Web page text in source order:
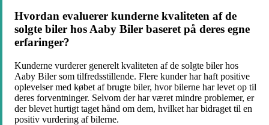
Hvordan evaluerer kunderne kvaliteten af de
solgte biler hos Aaby Biler baseret på deres egne
erfaringer?
Kunderne vurderer generelt kvaliteten af de solgte biler hos
Aaby Biler som tilfredsstillende. Flere kunder har haft positive
oplevelser med købet af brugte biler, hvor bilerne har levet op til
deres forventninger. Selvom der har været mindre problemer, er
der blevet hurtigt taget hånd om dem, hvilket har bidraget til en
positiv vurdering af bilerne.